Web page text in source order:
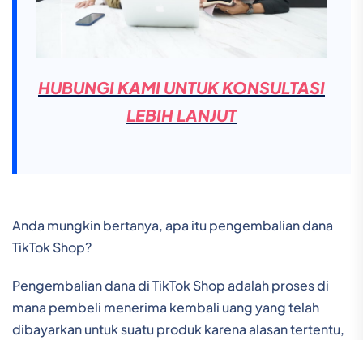
HUBUNGI KAMI UNTUK KONSULTASI
LEBIH LANJUT
Anda mungkin bertanya, apa itu pengembalian dana
TikTok Shop?
Pengembalian dana di TikTok Shop adalah proses di
mana pembeli menerima kembali uang yang telah
dibayarkan untuk suatu produk karena alasan tertentu,